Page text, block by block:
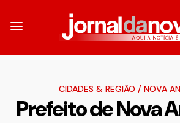
CIDADES & REGIÃO / NOVA
Prefeito de Nova